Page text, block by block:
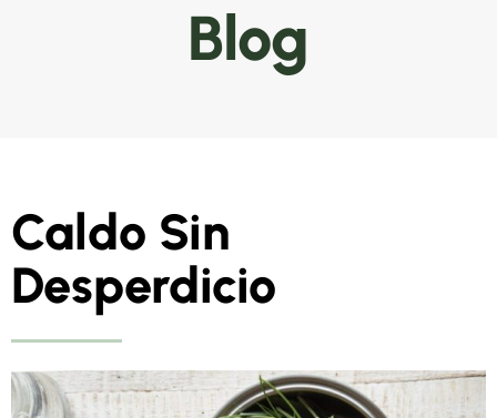
Blog
Caldo Sin
Desperdicio